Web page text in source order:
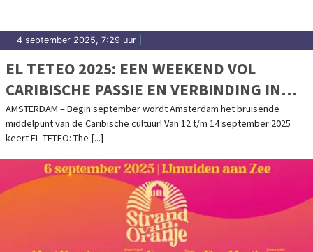
4 september 2025, 7:29 uur
EL TETEO 2025: EEN WEEKEND VOL
CARIBISCHE PASSIE EN VERBINDING IN
AMSTERDAM – 12 T/M 14 SEPTEMBER
AMSTERDAM – Begin september wordt Amsterdam het bruisende
middelpunt van de Caribische cultuur! Van 12 t/m 14 september 2025
keert EL TETEO: The [...]